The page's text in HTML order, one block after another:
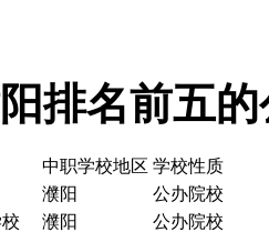
排名前五
中职学校地区 学校性质
濮阳
公办院校
濮阳
公办院校